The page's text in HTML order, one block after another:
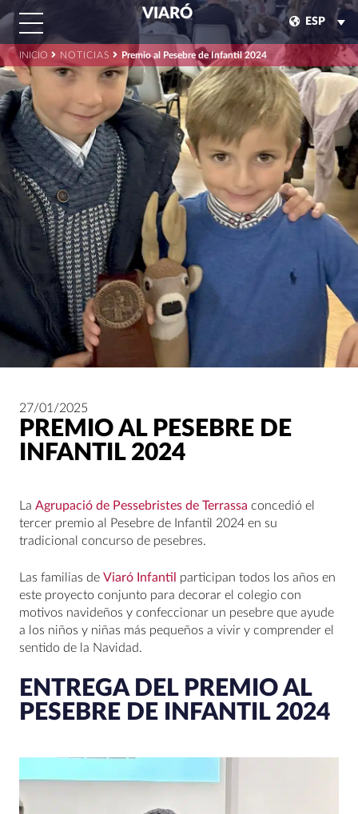
VIARÓ
ESP
INICIO NOTICIAS Premio al Pesebre de Infantil 2024
27/01/2025
PREMIO AL PESEBRE DE
INFANTIL 2024
La Agrupació de Pessebristes de Terrassa concedió el
tercer premio al Pesebre de Infantil 2024 en su
tradicional concurso de pesebres.
Las familias de Viaró Infantil
participan todos los años en
este proyecto conjunto para decorar el colegio con
motivos navideños y confeccionar un pesebre que ayude
a los niños y niñas más pequeños a vivir y comprender el
sentido de la Navidad.
ENTREGA DEL PREMIO AL
PESEBRE DE INFANTIL 2024